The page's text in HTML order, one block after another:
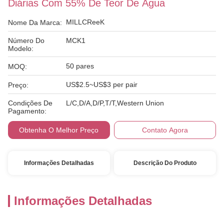
Diárias Com 55% De Teor De Água
Nome Da Marca: MILLCReeK
Número Do
Modelo:
MCK1
MOQ: 50 pares
Preço: US$2.5~US$3 per pair
Condições De
Pagamento:
L/C,D/A,D/P,T/T,Western Union
Obtenha O Melhor Preço Contato Agora
Informações Detalhadas Descrição Do Produto
Informações Detalhadas